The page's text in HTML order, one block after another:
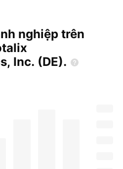
nghiệp trên
Inc. (DE).